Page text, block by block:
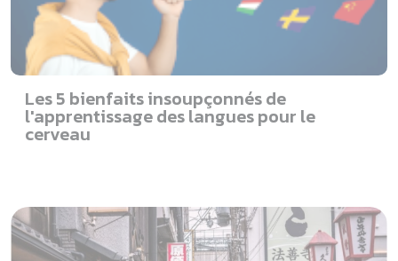
Les 5 bienfaits insoupçonnés de
l'apprentissage des langues pour le
cerveau